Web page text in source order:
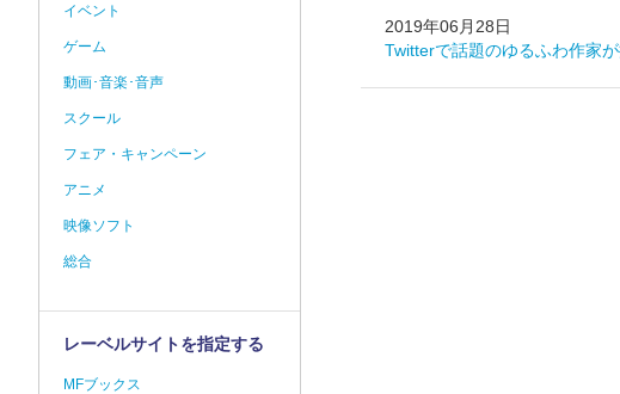
2019年06月28日
Twitterで話題のゆるふわ作家
イベント
ゲーム
動画･音楽･音声
スクール
フェア・キャンペーン
アニメ
映像ソフト
総合
レーベルサイトを指定する
MFブックス